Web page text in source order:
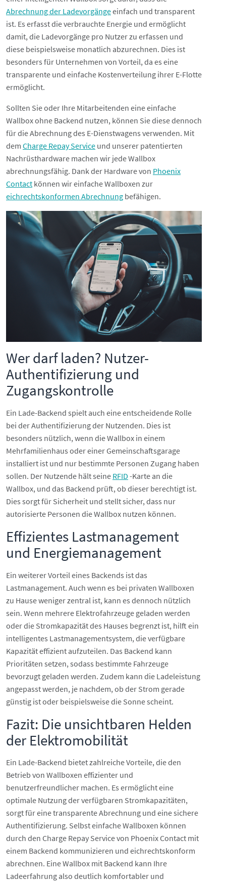
Abrechnung der Ladevorgängeeinfach und transparent
ist. Es erfasst die verbrauchte Energie und ermöglicht
damit, die Ladevorgänge pro Nutzer zu erfassen und
diese beispielsweise monatlich abzurechnen. Dies ist
besonders für Unternehmen von Vorteil, da es eine
transparente und einfache Kostenverteilung ihrer E-Flotte
ermöglicht.
Sollten Sie oder Ihre Mitarbeitenden eine einfache
Wallbox ohne Backend nutzen, können Sie diese dennoch
für die Abrechnung des E-Dienstwagens verwenden. Mit
dem Charge Repay Service und unserer patentierten
Nachrüsthardware machen wir jede Wallbox
abrechnungsfähig. Dank der Hardware von Phoenix
Contact können wir einfache Wallboxen zur
eichrechtskonformen Abrechnung befähigen.
Wer darf laden? Nutzer-
Authentifizierung und
Zugangskontrolle
Ein Lade-Backend spielt auch eine entscheidende Rolle
bei der Authentifizierung der Nutzenden. Dies ist
besonders nützlich, wenn die Wallbox in einem
Mehrfamilienhaus oder einer Gemeinschaftsgarage
installiert ist und nur bestimmte Personen Zugang haben
sollen. Der Nutzende hält seine RFID -Karte an die
Wallbox, und das Backend prüft, ob dieser berechtigt ist.
Dies sorgt für Sicherheit und stellt sicher, dass nur
autorisierte Personen die Wallbox nutzen können.
Effizientes Lastmanagement
und Energiemanagement
Ein weiterer Vorteil eines Backends ist das
Lastmanagement. Auch wenn es bei privaten Wallboxen
zu Hause weniger zentral ist, kann es dennoch nützlich
sein. Wenn mehrere Elektrofahrzeuge geladen werden
oder die Stromkapazität des Hauses begrenzt ist, hilft ein
intelligentes Lastmanagementsystem, die verfügbare
Kapazität effizient aufzuteilen. Das Backend kann
Prioritäten setzen, sodass bestimmte Fahrzeuge
bevorzugt geladen werden. Zudem kann die Ladeleistung
angepasst werden, je nachdem, ob der Strom gerade
günstig ist oder beispielsweise die Sonne scheint.
Fazit: Die unsichtbaren Helden
der Elektromobilität
Ein Lade-Backend bietet zahlreiche Vorteile, die den
Betrieb von Wallboxen effizienter und
benutzerfreundlicher machen. Es ermöglicht eine
optimale Nutzung der verfügbaren Stromkapazitäten,
sorgt für eine transparente Abrechnung und eine sichere
Authentifizierung. Selbst einfache Wallboxen können
durch den Charge Repay Service von Phoenix Contact mit
einem Backend kommunizieren und eichrechtskonform
abrechnen. Eine Wallbox mit Backend kann Ihre
Ladeerfahrung also deutlich komfortabler und